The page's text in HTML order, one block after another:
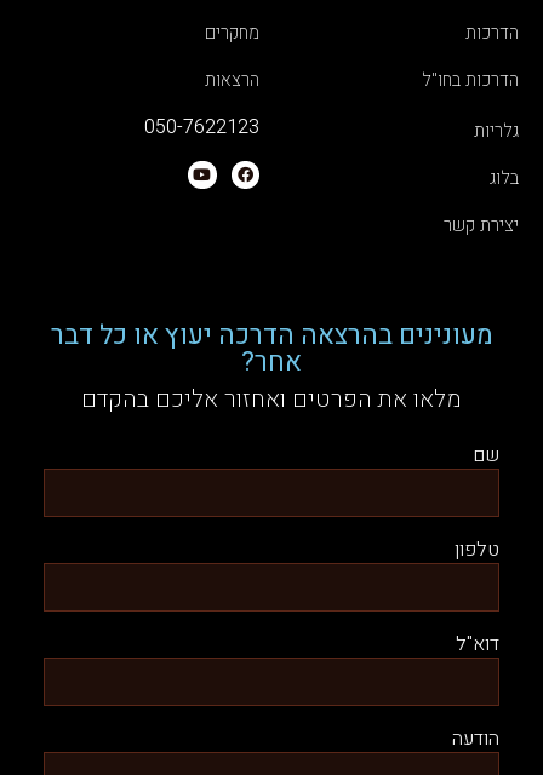
הדרכות
הדרכות בחו"ל
מחקרים
הרצאות
גלריות
בלוג
יצירת קשר
050-7622123
מעונינים בהרצאה הדרכה יעוץ או כל דבר
אחר?
מלאו את הפרטים ואחזור אליכם בהקדם
שם
טלפון
דוא"ל
הודעה